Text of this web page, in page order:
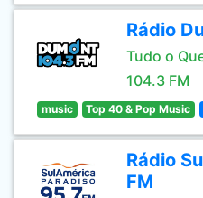
Rádio
Tudo o
104.3 FM
music Top 40 & Pop Music
Rádio
FM